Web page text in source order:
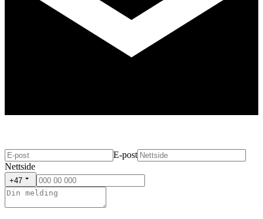
E-post
Nettside
+47